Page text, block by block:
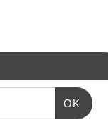
OK